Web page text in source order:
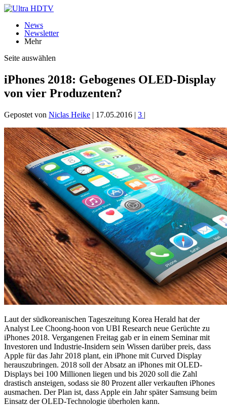
News
Newsletter
Mehr
Seite auswählen
iPhones 2018: Gebogenes OLED-Display
von vier Produzenten?
Gepostet von Niclas Heike | 17.05.2016 | 3 |
Laut der südkoreanischen Tageszeitung Korea Herald hat der
Analyst Lee Choong-hoon von UBI Research neue Gerüchte zu
iPhones 2018. Vergangenen Freitag gab er in einem Seminar mit
Investoren und Industrie-Insidern sein Wissen darüber preis, dass
Apple für das Jahr 2018 plant, ein iPhone mit Curved Display
herauszubringen. 2018 soll der Absatz an iPhones mit OLED-
Displays bei 100 Millionen liegen und bis 2020 soll die Zahl
drastisch ansteigen, sodass sie 80 Prozent aller verkauften iPhones
ausmachen. Der Plan ist, dass Apple ein Jahr später Samsung beim
Einsatz der OLED-Technologie überholen kann.